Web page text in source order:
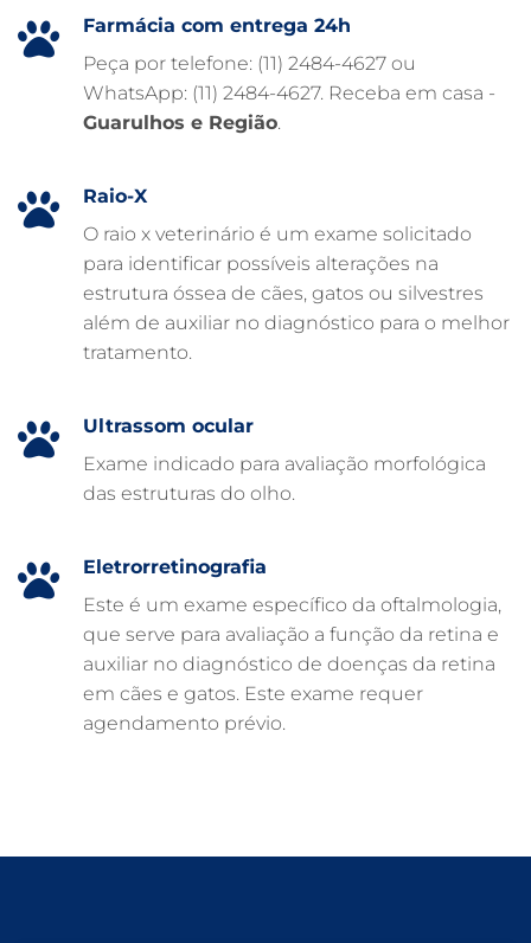
FISIOTERAPIA VETERINÁRIA
FARMÁCIA VETERINÁRIA 24H
EMERGÊNCIA VETERINÁRIA
EMERGÊNCIA PARA PETS
CUIDADOS INTENSIVOS EM ANIMAIS
CLÍNICA VETERINÁRIA ARCA
CLÍNICA VETERINÁRIA 24 HORAS
ATENDIMENTO VETERINÁRIO
Farmácia com entrega 24h
Peça por telefone: (11) 2484-4627 ou
WhatsApp: (11) 2484-4627. Receba em casa -
Guarulhos e Região.
Raio-X
O raio x veterinário é um exame solicitado
para identificar possíveis alterações na
estrutura óssea de cães, gatos ou silvestres
além de auxiliar no diagnóstico para o melhor
tratamento.
Ultrassom ocular
Exame indicado para avaliação morfológica
das estruturas do olho.
Eletrorretinografia
Este é um exame específico da oftalmologia,
que serve para avaliação a função da retina e
auxiliar no diagnóstico de doenças da retina
em cães e gatos. Este exame requer
agendamento prévio.